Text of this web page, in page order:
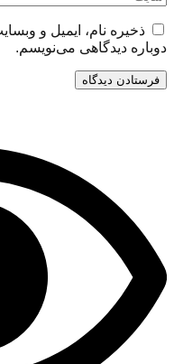
ذخیره نام، ایمیل و
دوباره دیدگاهی می‌نویسم.